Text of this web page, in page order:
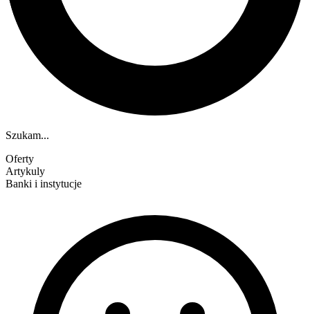
Szukam...
Oferty
Artykuly
Banki i instytucje